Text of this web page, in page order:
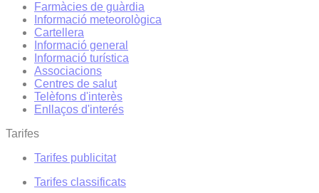
Farmàcies de guàrdia
Informació meteorològica
Cartellera
Informació general
Informació turística
Associacions
Centres de salut
Telèfons d'interès
Enllaços d'interés
Tarifes
Tarifes publicitat
Tarifes classificats